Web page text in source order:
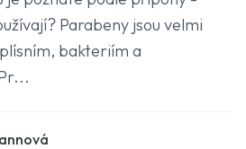
Parabeny jsou velmi
bakteriím a